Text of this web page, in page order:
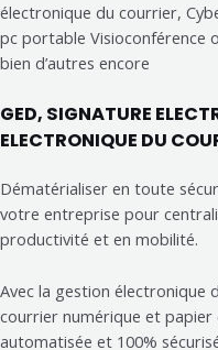
électronique du courrier,
pc portable Visioconférence
bien d’autres encore
GED, SIGNATURE
ELECTRONIQUE DU
Dématérialiser en toute
votre entreprise pour
productivité et en mobilité.
Avec la gestion électronique
courrier numérique et papier
automatisée et 100%